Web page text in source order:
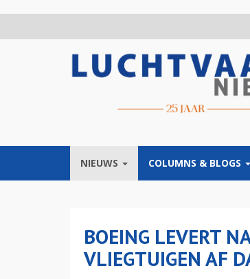
NIEUWS COLUMNS & BLOGS
BOEING LEVERT
VLIEGTUIGEN AF